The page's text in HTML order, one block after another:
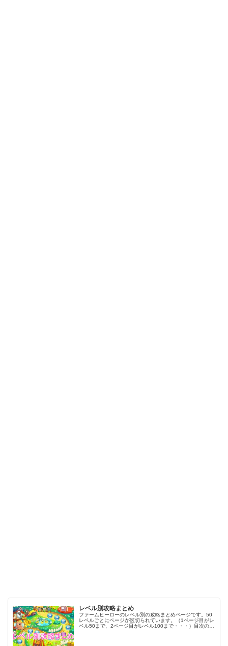
レベル別攻略まとめ
ファームヒーローのレベル別の攻略まとめページです。50
レベルごとにページが区切られています。（1ページ目がレ
ベル50まで、2ページ目がレベル100まで・・・）目次のリ